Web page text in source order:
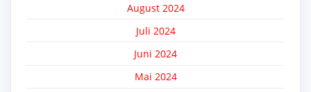
August 2024
Juli 2024
Juni 2024
Mai 2024